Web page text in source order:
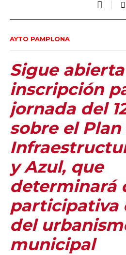
AYTO PAMPLONA
Sigue
inscripción
jornada del
sobre el Plan
y Azul, que
determinará
participativa
del
municipal